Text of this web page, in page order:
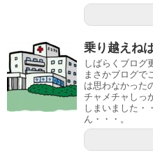
乗り越えね
しばらくブログ
まさかブログで
は思わなかった
チャメチャしっ
しまいました・
ん・・・。